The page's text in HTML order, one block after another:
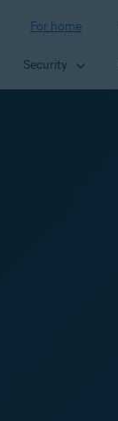
For home
Security